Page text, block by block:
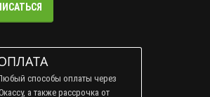
способы оплаты через
а также рассрочка от